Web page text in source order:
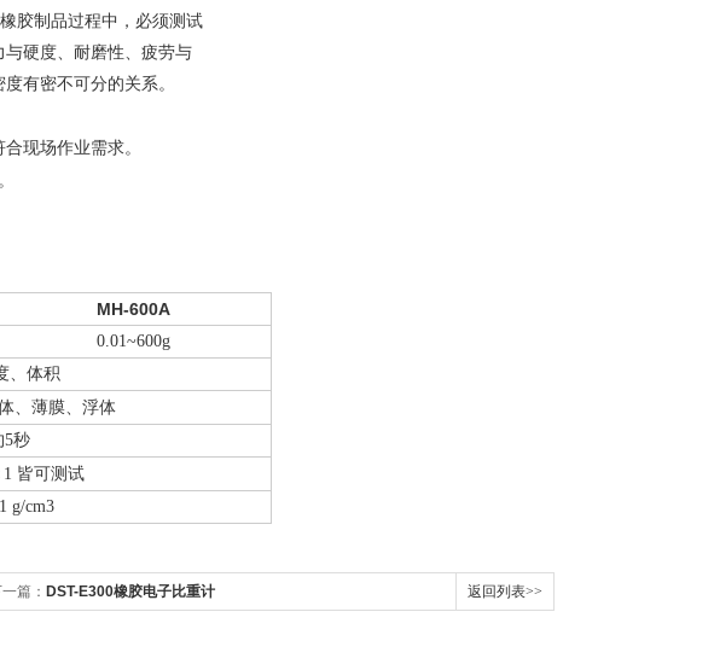
胶制品过程中，必须测试
与硬度、 耐磨性、 疲劳与
有密不可分的关系。
合现场作业需求。
。
MH-600A
0.01~600g
、体积
、薄膜、浮体
5秒
1 皆可测试
g/cm3
篇： DST-E300橡胶电子比重计 返回列表>>